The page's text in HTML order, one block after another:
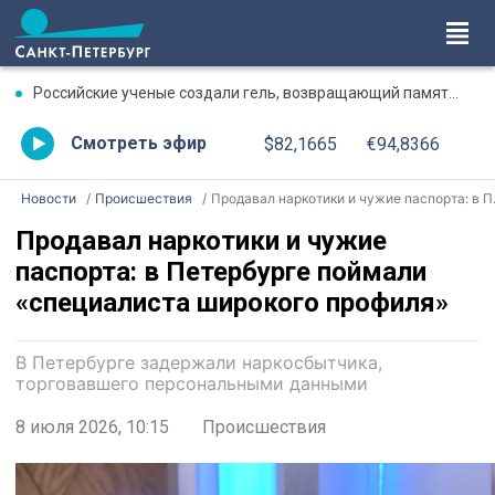
Российские ученые создали гель, возвращающий память после травмы
Смотреть эфир $82,1665 €94,8366
Новости Происшествия Продавал наркотики и чужие паспорта: в Петербурге поймали «специалиста широкого профиля»
Продавал наркотики и чужие
паспорта: в Петербурге поймали
«специалиста широкого профиля»
В Петербурге задержали наркосбытчика,
торговавшего персональными данными
8 июля 2026, 10:15 Происшествия